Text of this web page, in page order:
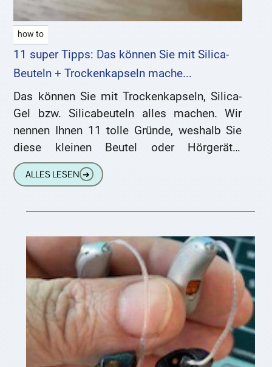
how to
11 super Tipps: Das können Sie mit Silica-
Beuteln + Trockenkapseln mache...
Das können Sie mit Trockenkapseln, Silica-
Gel bzw. Silicabeuteln alles machen. Wir
nennen Ihnen 11 tolle Gründe, weshalb Sie
diese kleinen Beutel oder Hörgeräte-
Trockenkapseln aufbewahren sollten. Ganz
gleich ob Schuhe, Elektrogeräte
ALLES LESEN ➔